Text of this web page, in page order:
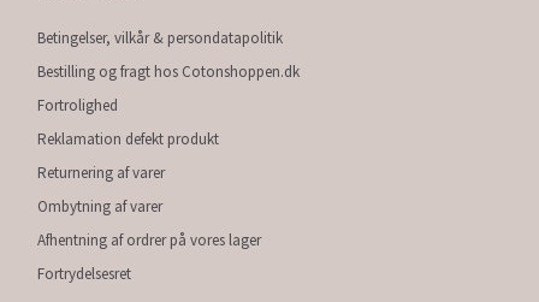
Betingelser, vilkår & persondatapolitik
Bestilling og fragt hos Cotonshoppen.dk
Fortrolighed
Reklamation defekt produkt
Returnering af varer
Ombytning af varer
Afhentning af ordrer på vores lager
Fortrydelsesret